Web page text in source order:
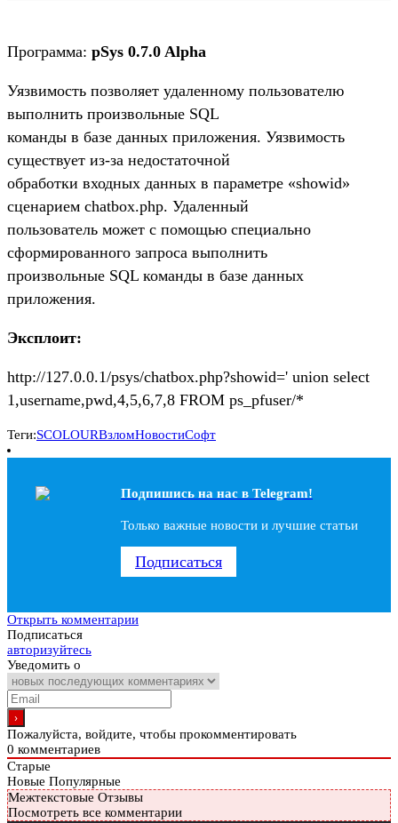
Программа: pSys 0.7.0 Alpha
Уязвимость позволяет удаленному пользователю
выполнить произвольные SQL
команды в базе данных приложения. Уязвимость
существует из-за недостаточной
обработки входных данных в параметре «showid»
сценарием chatbox.php. Удаленный
пользователь может с помощью специально
сформированного запроса выполнить
произвольные SQL команды в базе данных
приложения.
Эксплоит:
http://127.0.0.1/psys/chatbox.php?showid=' union select
1,username,pwd,4,5,6,7,8 FROM ps_pfuser/*
Теги:SCOLOURВзломНовостиСофт
Подпишись на наc в Telegram!
Только важные новости и лучшие статьи
Подписаться
Открыть комментарии
Подписаться
авторизуйтесь
Уведомить о
Пожалуйста, войдите, чтобы прокомментировать
0 комментариев
Старые
Новые Популярные
Межтекстовые Отзывы
Посмотреть все комментарии